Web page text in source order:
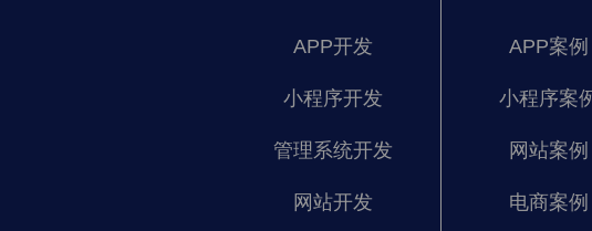
APP案例
小程序案
网站案例
电商案例
APP开发
小程序开发
管理系统开发
网站开发